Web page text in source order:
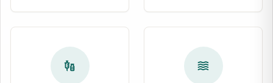
vaccines waves